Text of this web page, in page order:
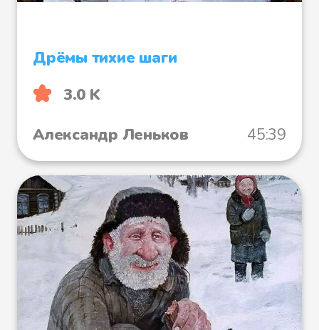
Дрёмы тихие шаги
3.0 K
Александр Леньков
45:39